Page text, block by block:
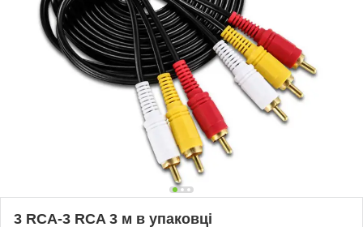
3 RCA-3 RCA 3 м в упаковці